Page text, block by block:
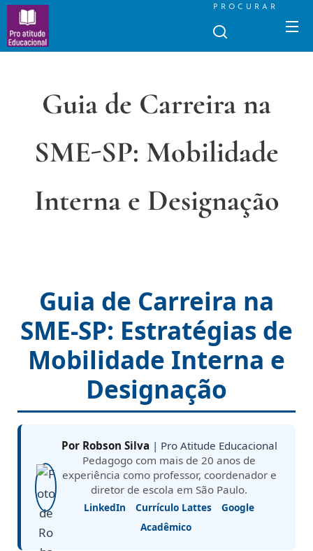
PROCURAR
Guia de Carreira na
SME-SP: Mobilidade
Interna e Designação
Guia de Carreira na
SME-SP: Estratégias de
Mobilidade Interna e
Designação
Por Robson Silva | Pro Atitude Educacional
Pedagogo com mais de 20 anos de
experiência como professor, coordenador e
diretor de escola em São Paulo.
LinkedIn Currículo Lattes
Google
Acadêmico